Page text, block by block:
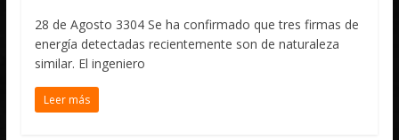
28 de Agosto 3304 Se ha confirmado que tres firmas de
energía detectadas recientemente son de naturaleza
similar. El ingeniero
Leer más